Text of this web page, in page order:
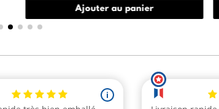
Ajouter au panier